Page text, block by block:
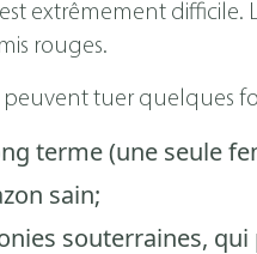
extrêmement difficile.
rouges.
tuer quelques
terme (une seule
sain;
souterraines,